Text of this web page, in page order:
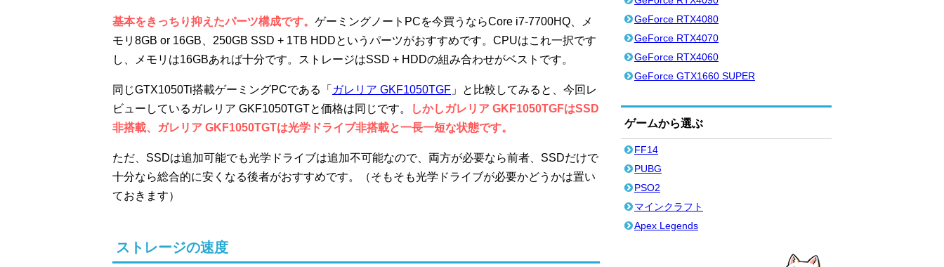
基本をきっちり抑えたパーツ構成です。 ゲーミングノートPCを今買うならCore i7-7700HQ、メ
モリ8GB or 16GB、250GB SSD + 1TB HDDというパーツがおすすめです。CPUはこれ一択です
し、メモリは16GBあれば十分です。ストレージはSSD + HDDの組み合わせがベストです。
同じGTX1050Ti搭載ゲーミングPCである「 ガレリア GKF1050TGF 」と比較してみると、今回レ
ビューしているガレリア GKF1050TGTと価格は同じです。
しかしガレリア GKF1050TGFはSSD
非搭載、ガレリア GKF1050TGTは光学ドライブ非搭載と一長一短な状態です。
ただ、SSDは追加可能でも光学ドライブは追加不可能なので、両方が必要なら前者、SSDだけで
十分なら総合的に安くなる後者がおすすめです。（そもそも光学ドライブが必要かどうかは置い
ておきます）
ストレージの速度
GeForce RTX4080
GeForce RTX4070
GeForce RTX4060
GeForce GTX1660 SUPER
ゲームから選ぶ
FF14
PUBG
PSO2
マインクラフト
Apex Legends